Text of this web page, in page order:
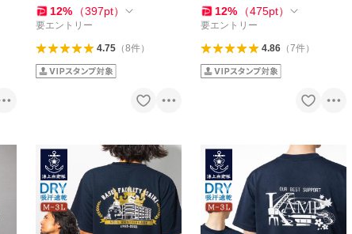
ア ドライ 刺繍
12% （397pt）
要エントリー
4.75（8件）
イ カモフラ
12% （475pt）
要エントリー
4.86（7件）